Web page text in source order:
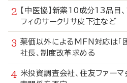
【中医協】新薬10成分13品
フィのサークリサ皮下注など
薬価以外によるMFN対応は「
社長、制度改革求める
米投資調査会社、住友ファー